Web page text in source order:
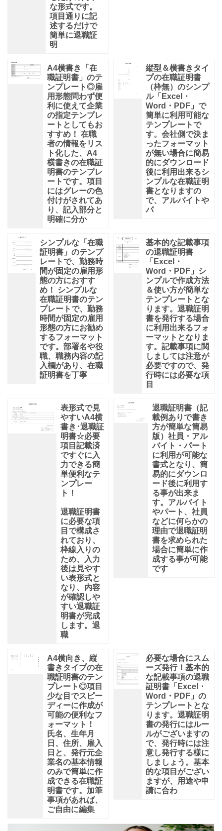
な形式です。
項目通りに記
述するだけで
簡単に退職証
明
A4横書き「在
職証明書」のテ
ンプレート◎雇
用形態問わず便
利に使えて企業
の指定テンプレ
ートとしてもお
すすめ！ 在職
者の情報をリス
ト化した、A4
横書きの在職証
明書のテンプレ
ートです。項目
にはグレーの色
付けがされてあ
り、記入部分と
明確に分か
縦型＆横書きタイ
プの在職証明書
（枠無）のシンプ
ル「Excel・
Word・PDF」で
簡単に利用可能な
テンプレートで
す。会社側で決ま
ったフォーマット
が無い場合に簡易
的にダウンロード
後に利用出来るシ
ンプルな在職証明
書となりますの
で、アルバイトや
パ
シンプルな「在職
証明書」のテンプ
レートで、勤務時
間が固定の雇用形
態の方におすす
め！ シンプルな
在職証明書のテン
プレートで、勤務
時間が固定の雇用
形態の方にお勧め
するフォーマット
です。部署名や役
職、職務内容の記
入欄があり、在職
証明書を丁寧
基本的な記載事項
の退職証明書
「Excel・
Word・PDF」シ
ンプルで作成方法
＆使い方が簡単な
テンプレートとな
ります。退職証明
書を発行する場合
に利用出来るフォ
ーマットとなりま
す。記載事項に関
しましては注意が
必要ですので、発
行時には必要な項
目
表形式で見
やすいA4横
書き･退職証
明書☆必要
項目記載済
ですぐに入
力できる簡
単便利なテ
ンプレー
ト！
退職証明書
に必要な項
目で構成さ
れており、
枠線入りの
ため、入力
後は見やす
い表形式と
なり、内容
が確認しや
すい退職証
明書が完成
します。退
職
退職証明書（記
載例ありで書き
方が簡単な簡易
版）社員・アル
バイト・パート
に利用が可能な
書式となり、簡
易的にダウンロ
ード後に利用す
る事が出来ま
す。アルバイト
やパート、社員
などに何らかの
理由で退職証明
書を求められた
場合に簡単に作
成する事が可能
です
A4横向き、縦
書きタイプの在
職証明書のテン
プレート◎項目
少な目でスピー
ディーに作成が
可能の便利なフ
ォーマット！
氏名、生年月
日、住所、雇入
日と、発行元企
業名の基本情報
のみで簡単に作
成できる在職証
明書です。加筆
事項があれば、
ご自由に編集
必要な場合にスム
ーズ発行！基本的
な記載事項の退職
証明書「Excel・
Word・PDF」の
テンプレートとな
ります。退職証明
書の発行にはルー
ルがございますの
で、発行時には注
意し発行する様に
しましょう。基本
的な項目がござい
ますが、用途や申
請に合わ